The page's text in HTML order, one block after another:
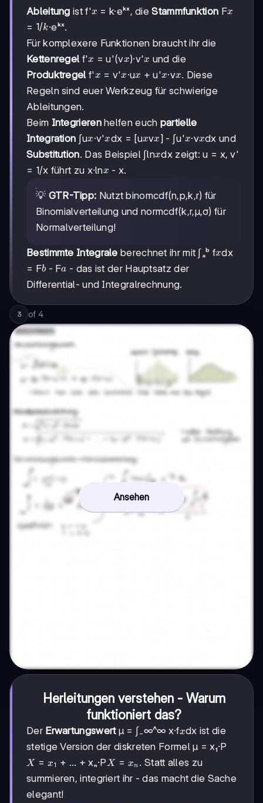
Ableitung ist f'x
x = k·eᵏˣ, dieStammfunktion Fx
x
= 1/k
1/k·eᵏˣ.
Für komplexere Funktionen braucht ihr die
Kettenregel f'x
x = u'(vx
x)·v'x
x und die
Produktregel f'x
x = v'x
x·ux
x + u'x
x·vx
x. Diese
Regeln sind euer Werkzeug für schwierige
Ableitungen.
Beim Integrierenhelfen euch partielle
Integration ∫ux
x·v'x
xdx = [ux
xvx
x] - ∫u'x
x·vx
xdx und
Substitution. Das Beispiel ∫lnx
xdx zeigt: u = x, v'
= 1/x führt zu x·lnx
x - x.
💡 GTR-Tipp: Nutzt binomcdf(n,p,k,r) für
Binomialverteilung und normcdf(k,r,μ,σ) für
Normalverteilung!
Bestimmte Integrale berechnet ihr mit ∫ₐᵇ fx
xdx
= Fb
b - Fa
a - das ist der Hauptsatz der
Differential- und Integralrechnung.
3 of 4
Ansehen
Herleitungen verstehen - Warum
funktioniert das?
Der Erwartungswertμ = ∫₋∞^∞ x·fx
xdx ist die
stetige Version der diskreten Formel μ = x₁·P
X=x₁
X = x1 + ... + xₙ·P X=xₙ
X = xn . Statt alles zu
summieren, integriert ihr - das macht die Sache
elegant!